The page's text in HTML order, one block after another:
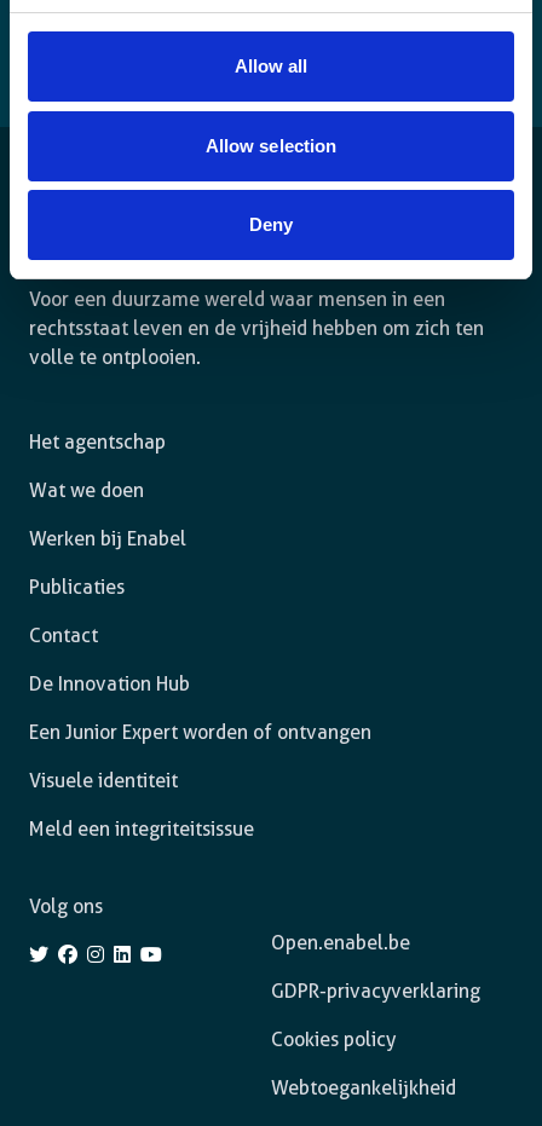
Allow all
Allow selection
Deny
Voor een duurzame wereld waar mensen in een
rechtsstaat leven en de vrijheid hebben om zich ten
volle te ontplooien.
Het agentschap
Wat we doen
Werken bij Enabel
Publicaties
Contact
De Innovation Hub
Een Junior Expert worden of ontvangen
Visuele identiteit
Meld een integriteitsissue
Open.enabel.be
GDPR-privacyverklaring
Cookies policy
Webtoegankelijkheid
Volg ons